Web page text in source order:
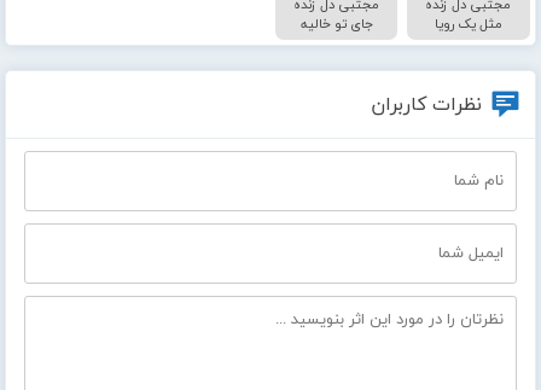
مجتبی دل زنده
مثل یک رویا
مجتبی دل زنده
جای تو خالیه
نظرات کاربران